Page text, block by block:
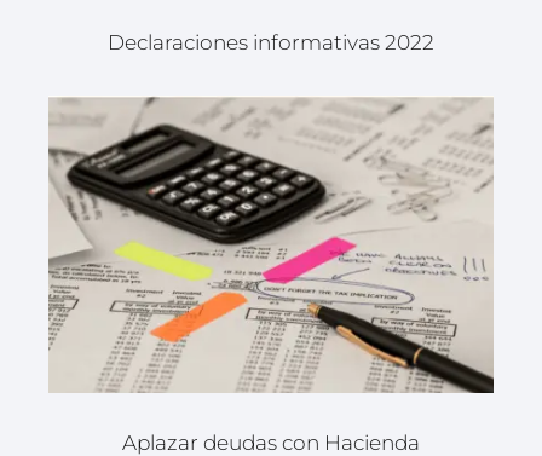
Declaraciones informativas 2022
Aplazar deudas con Hacienda